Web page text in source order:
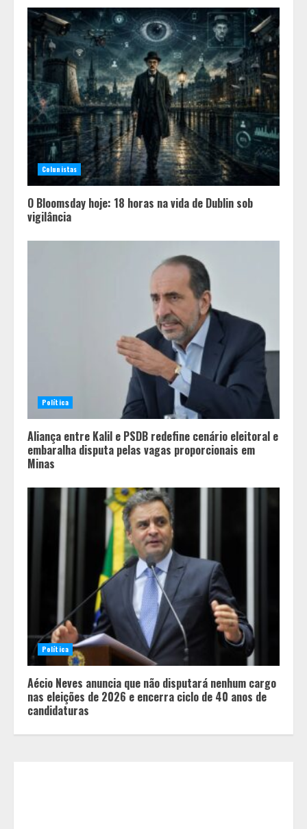
Colunistas
O Bloomsday hoje: 18 horas na vida de Dublin sob
vigilância
Política
Aliança entre Kalil e PSDB redefine cenário eleitoral e
embaralha disputa pelas vagas proporcionais em
Minas
Política
Aécio Neves anuncia que não disputará nenhum cargo
nas eleições de 2026 e encerra ciclo de 40 anos de
candidaturas
2
Minas+Doce- Feira e Festival da
Doçaria e Confeitaria Mineira
O Bloomsday hoje: 18 horas na vida
de Dublin sob vigilância